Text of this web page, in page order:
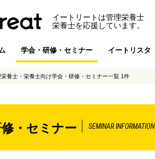
イートリートは管理栄養士
栄養士を応援しています。
学会・研修・セミナー イートリスタ
養士・栄養士向け学会・研修・セミナー一覧 1件
・セミナー SEMINAR INFORMATION